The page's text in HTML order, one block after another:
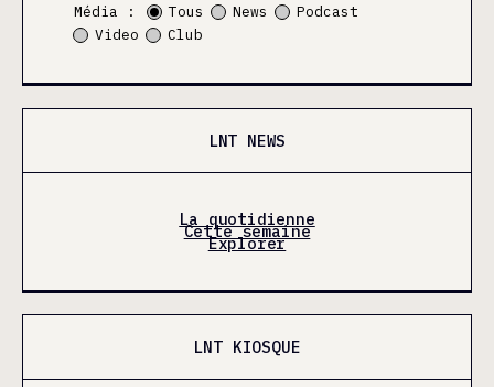
Média : Tous News
Podcast
Video
Club
LNT NEWS
La quotidienne
Cette semaine
Explorer
LNT KIOSQUE